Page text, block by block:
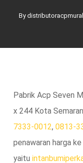
By
Pabrik Acp Seven
x 244 Kota
7333-0012, 0813-
penawaran harga
yaitu